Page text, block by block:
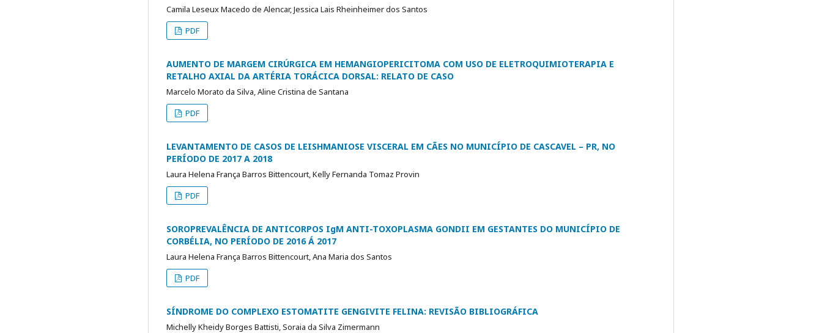
Camila Leseux Macedo de Alencar, Jessica Lais Rheinheimer dos Santos
PDF
AUMENTO DE MARGEM CIRÚRGICA EM HEMANGIOPERICITOMA COM USO DE ELETROQUIMIOTERAPIA E
RETALHO AXIAL DA ARTÉRIA TORÁCICA DORSAL: RELATO DE CASO
Marcelo Morato da Silva, Aline Cristina de Santana
PDF
LEVANTAMENTO DE CASOS DE LEISHMANIOSE VISCERAL EM CÃES NO MUNICÍPIO DE CASCAVEL – PR, NO
PERÍODO DE 2017 A 2018
Laura Helena França Barros Bittencourt, Kelly Fernanda Tomaz Provin
PDF
SOROPREVALÊNCIA DE ANTICORPOS IgM ANTI-TOXOPLASMA GONDII EM GESTANTES DO MUNICÍPIO DE
CORBÉLIA, NO PERÍODO DE 2016 Á 2017
Laura Helena França Barros Bittencourt, Ana Maria dos Santos
PDF
SÍNDROME DO COMPLEXO ESTOMATITE GENGIVITE FELINA: REVISÃO BIBLIOGRÁFICA
Michelly Kheidy Borges Battisti, Soraia da Silva Zimermann